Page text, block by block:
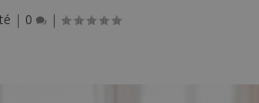
| 0 |